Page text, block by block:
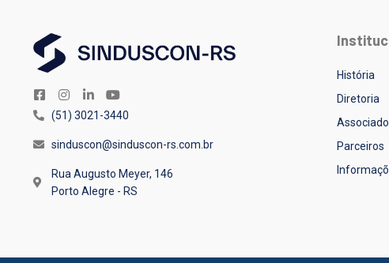
(51) 3021-3440
sinduscon@sinduscon-rs.com.br
Rua Augusto Meyer, 146
Porto Alegre - RS
História
Diretoria
Parceiros